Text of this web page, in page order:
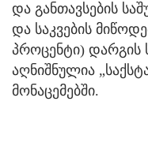
და განთავსების
და საკვების
პროცენტი) დარგის
აღნიშნულია
მონაცემებში.